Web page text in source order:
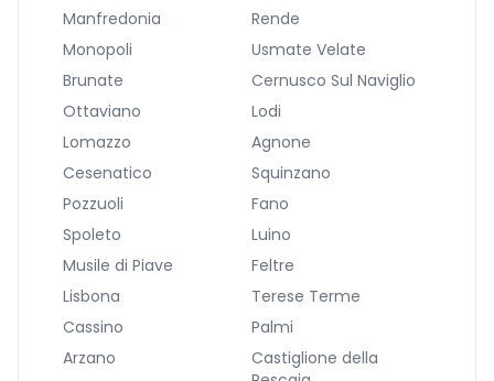
Manfredonia
Rende
Monopoli
Usmate Velate
Brunate
Cernusco Sul Naviglio
Ottaviano
Lodi
Lomazzo
Agnone
Cesenatico
Squinzano
Pozzuoli
Fano
Spoleto
Luino
Musile di Piave
Feltre
Lisbona
Terese Terme
Cassino
Palmi
Arzano
Castiglione della